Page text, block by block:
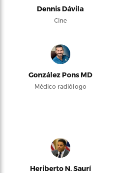
Dennis Dávila
Cine
González Pons MD
Médico radiólogo
Heriberto N. Saurí